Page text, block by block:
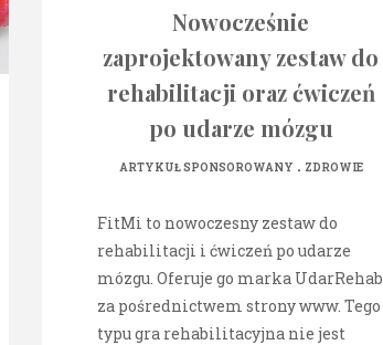
Nowocześnie
zaprojektowany zestaw do
rehabilitacji oraz ćwiczeń
po udarze mózgu
ARTYKUŁ SPONSOROWANY . ZDROWIE
FitMi to nowoczesny zestaw do
rehabilitacji i ćwiczeń po udarze
mózgu. Oferuje go marka UdarRehab
za pośrednictwem strony www. Tego
typu gra rehabilitacyjna nie jest